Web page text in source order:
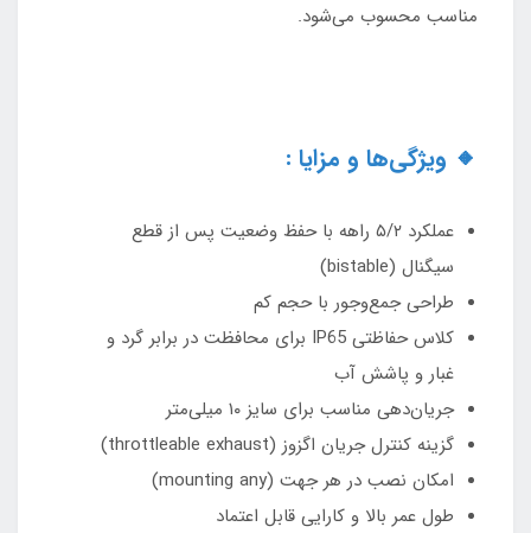
مناسب محسوب می‌شود.
🔸 ویژگی‌ها و مزایا :
عملکرد ۵/۲ راهه با حفظ وضعیت پس از قطع
سیگنال (bistable)
طراحی جمع‌وجور با حجم کم
کلاس حفاظتی IP65 برای محافظت در برابر گرد و
غبار و پاشش آب
جریان‌دهی مناسب برای سایز ۱۰ میلی‌متر
گزینه کنترل جریان اگزوز (throttleable exhaust)
امکان نصب در هر جهت (mounting any)
طول عمر بالا و کارایی قابل اعتماد